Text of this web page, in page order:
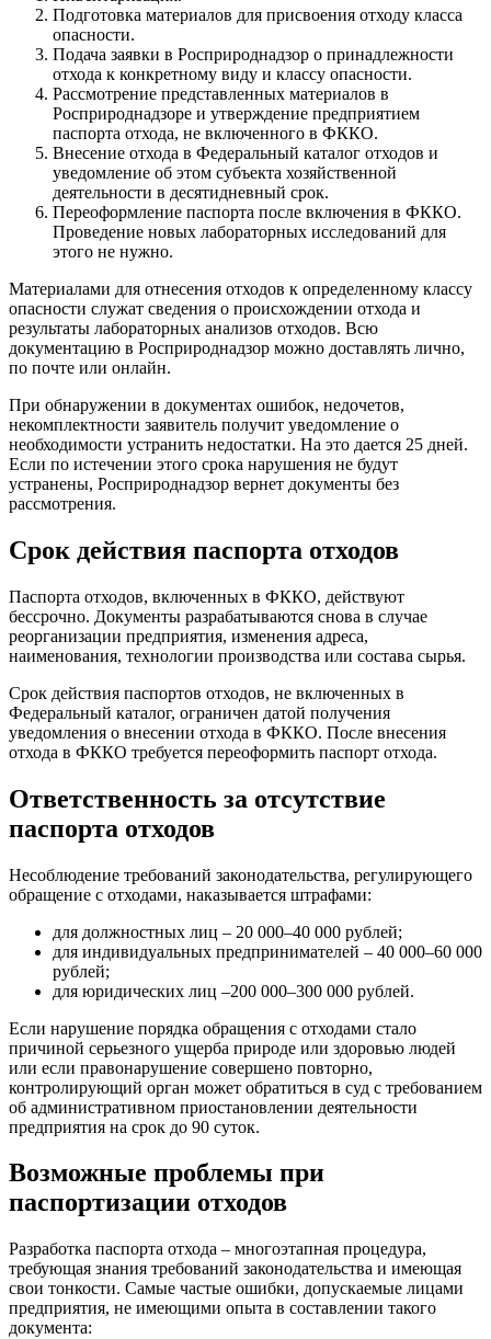
Подготовка материалов для присвоения отходу класса
опасности.
Подача заявки в Росприроднадзор о принадлежности
отхода к конкретному виду и классу опасности.
Рассмотрение представленных материалов в
Росприроднадзоре и утверждение предприятием
паспорта отхода, не включенного в ФККО.
Внесение отхода в Федеральный каталог отходов и
уведомление об этом субъекта хозяйственной
деятельности в десятидневный срок.
Переоформление паспорта после включения в ФККО.
Проведение новых лабораторных исследований для
этого не нужно.
Материалами для отнесения отходов к определенному классу
опасности служат сведения о происхождении отхода и
результаты лабораторных анализов отходов. Всю
документацию в Росприроднадзор можно доставлять лично,
по почте или онлайн.
При обнаружении в документах ошибок, недочетов,
некомплектности заявитель получит уведомление о
необходимости устранить недостатки. На это дается 25 дней.
Если по истечении этого срока нарушения не будут
устранены, Росприроднадзор вернет документы без
рассмотрения.
Срок действия паспорта отходов
Паспорта отходов, включенных в ФККО, действуют
бессрочно. Документы разрабатываются снова в случае
реорганизации предприятия, изменения адреса,
наименования, технологии производства или состава сырья.
Срок действия паспортов отходов, не включенных в
Федеральный каталог, ограничен датой получения
уведомления о внесении отхода в ФККО. После внесения
отхода в ФККО требуется переоформить паспорт отхода.
Ответственность за отсутствие
паспорта отходов
Несоблюдение требований законодательства, регулирующего
обращение с отходами, наказывается штрафами:
для должностных лиц – 20 000–40 000 рублей;
для индивидуальных предпринимателей – 40 000–60 000
рублей;
для юридических лиц –200 000–300 000 рублей.
Если нарушение порядка обращения с отходами стало
причиной серьезного ущерба природе или здоровью людей
или если правонарушение совершено повторно,
контролирующий орган может обратиться в суд с требованием
об административном приостановлении деятельности
предприятия на срок до 90 суток.
Возможные проблемы при
паспортизации отходов
Разработка паспорта отхода – многоэтапная процедура,
требующая знания требований законодательства и имеющая
свои тонкости. Самые частые ошибки, допускаемые лицами
предприятия, не имеющими опыта в составлении такого
документа: